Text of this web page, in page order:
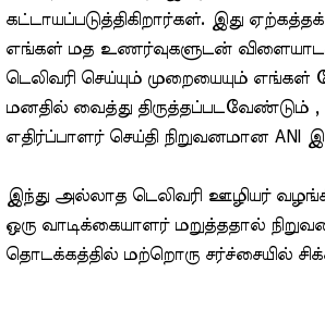
கட்டாயப்படுத்திகிறார்கள். இது
எங்கள் மத உணர்வுகளுடன்
டெலிவரி செய்யும் முறையையும்
மனதில் வைத்து திருத்தப்படவேண்டும் ,
எதிர்ப்பாளர் செய்தி நிறுவனமான ANI
இந்து அல்லாத டெலிவரி ஊழியர்
ஒரு வாடிக்கையாளர் மறுத்ததால்
தொடக்கத்தில் மற்றொரு சர்ச்சையில்